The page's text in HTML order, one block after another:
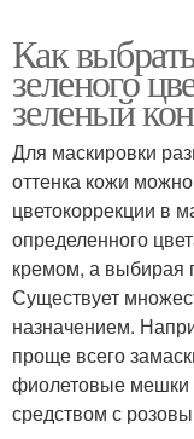
Как
зеленого
зеленый
Для маскировки
оттенка кожи
цветокоррекции в
определенного
кремом, а выбирая
Существует
назначением.
проще всего
фиолетовые мешки
средством с